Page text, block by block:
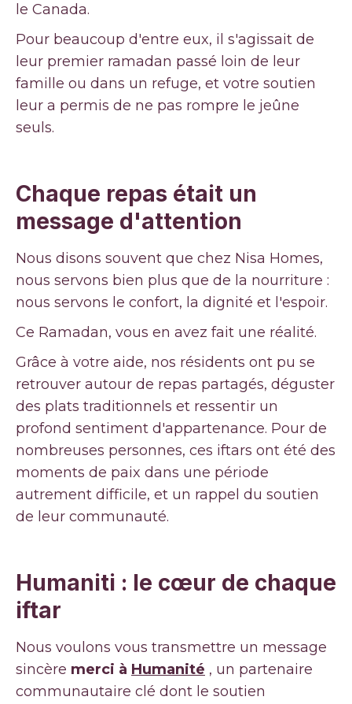
le Canada.
Pour beaucoup d'entre eux, il s'agissait de
leur premier ramadan passé loin de leur
famille ou dans un refuge, et votre soutien
leur a permis de ne pas rompre le jeûne
seuls.
Chaque repas était un
message d'attention
Nous disons souvent que chez Nisa Homes,
nous servons bien plus que de la nourriture :
nous servons le confort, la dignité et l'espoir.
Ce Ramadan, vous en avez fait une réalité.
Grâce à votre aide, nos résidents ont pu se
retrouver autour de repas partagés, déguster
des plats traditionnels et ressentir un
profond sentiment d'appartenance. Pour de
nombreuses personnes, ces iftars ont été des
moments de paix dans une période
autrement difficile, et un rappel du soutien
de leur communauté.
Humaniti : le cœur de chaque
iftar
Nous voulons vous transmettre un message
sincère merci à Humanité , un partenaire
communautaire clé dont le soutien